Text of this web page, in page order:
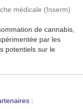
médicale (Inserm)
de cannabis,
par les
potentiels sur le
: